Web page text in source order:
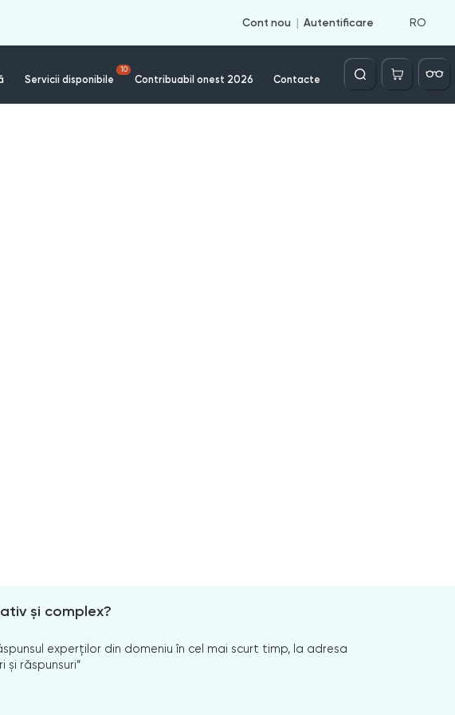
Cont nou Autentificare RO
Servicii disponibile
10
Contribuabil onest 2026 Contacte
Căutare
și complex?
experților din domeniu în cel mai scurt timp, la adresa
răspunsuri”